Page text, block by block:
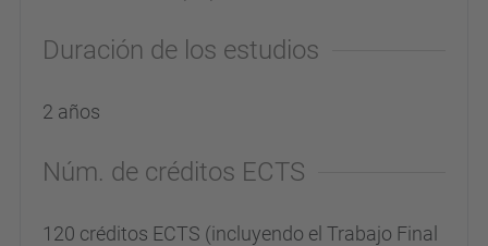
Duración de los estudios
2 años
Núm. de créditos ECTS
120 créditos ECTS (incluyendo el Trabajo Final